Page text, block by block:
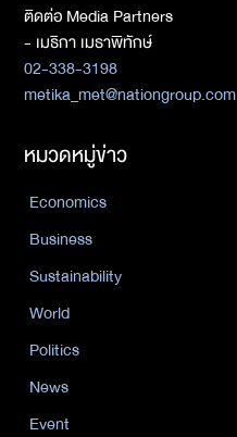
ติดต่อ Media Partners
- เมธิกา เมธาพิทักษ์
02-338-3198
metika_met@nationgroup.com
หมวดหมู่ข่าว
Economics
Business
Sustainability
World
Politics
News
Event